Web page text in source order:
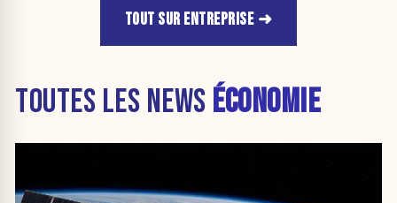
TOUT SUR ENTREPRISE
TOUTES LES NEWS ÉCONOMIE